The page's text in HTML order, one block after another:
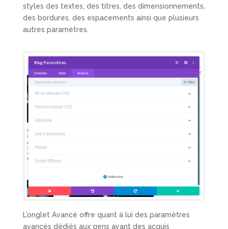
styles des textes, des titres, des dimensionnements,
des bordures, des espacements ainsi que plusieurs
autres paramètres.
L’onglet Avancé offre quant à lui des paramètres
avancés dédiés aux gens ayant des acquis